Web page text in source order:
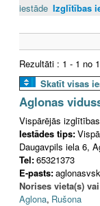
iestāde Izglītības
Rezultāti : 1 - 1 no 1
Skatīt visas
Aglonas
Vispārējās
Iestādes tips:
Daugavpils iela 6,
Tel:65321373
E-pasts:
Norises vieta(s)
Aglona, Rušona